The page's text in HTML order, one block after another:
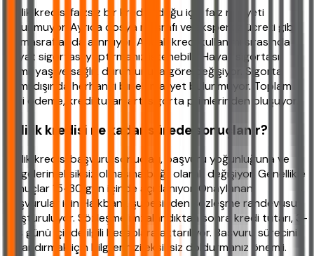
Evlilik kredisi faizsiz bir kredi olduğu için faiz maliyeti
bulunmuyor. Ayrıca dosya masrafı ve ekspertiz ücreti gibi
ek masraflar da alınmıyor. Ancak kredi kullanımı sırasında
hayat sigortası yaptırmanız istenebilir. Hayat sigortası
primi, yaş ve sağlık durumunuza göre değişiyor. Sigorta
primi dışında herhangi bir ek maliyet bulunmuyor. Toplam
geri ödeme, kredi tutarı artı sigorta primlerinden oluşuyor.
Evlilik kredisi ne kadar sürede sonuçlanır?
Evlilik kredisi başvuru sonuçları, başvuru yoğunluğuna ve
belgelerin eksiksiz olmasına bağlı olarak değişiyor. Genellikle
sonuçlar 15-30 gün içinde açıklanıyor. Onaylanan
başvurular için Halkbank şubesinden sözleşme randevusu
oluşturuluyor. Sözleşme imzalandıktan sonra kredi tutarı, 3-
5 iş günü içinde ilgili hesaplara aktarılıyor. Başvuru sürecini
hızlandırmak için bilgilerinizi eksiksiz doldurmanız önemli.